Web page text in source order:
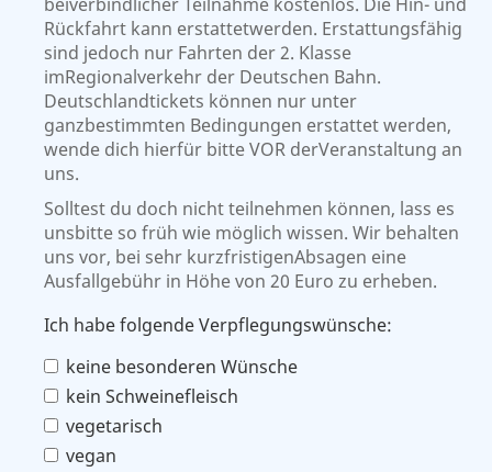
Rückfahrt kann erstattetwerden. Erstattungsfähig
sind jedoch nur Fahrten der 2. Klasse
imRegionalverkehr der Deutschen Bahn.
Deutschlandtickets können nur unter
ganzbestimmten Bedingungen erstattet werden,
wende dich hierfür bitte VOR derVeranstaltung an
uns.
Solltest du doch nicht teilnehmen können, lass es
unsbitte so früh wie möglich wissen. Wir behalten
uns vor, bei sehr kurzfristigenAbsagen eine
Ausfallgebühr in Höhe von 20 Euro zu erheben.
Ich habe folgende Verpflegungswünsche:
keine besonderen Wünsche
kein Schweinefleisch
vegetarisch
vegan